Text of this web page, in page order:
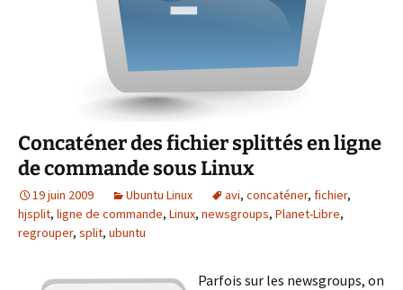
Concaténer des fichier splittés en ligne
de commande sous Linux
19 juin 2009 Ubuntu Linux avi, concaténer, fichier,
hjsplit, ligne de commande, Linux, newsgroups, Planet-Libre,
regrouper, split, ubuntu
Parfois sur les newsgroups, on